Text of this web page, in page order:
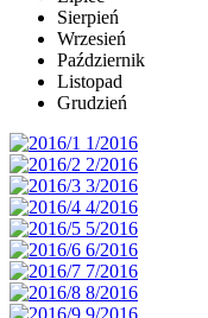
Sierpień
Wrzesień
Październik
Listopad
Grudzień